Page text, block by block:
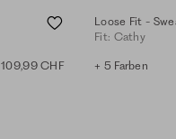
109,99 CHF
Fit: Cathy
+ 5 Farben